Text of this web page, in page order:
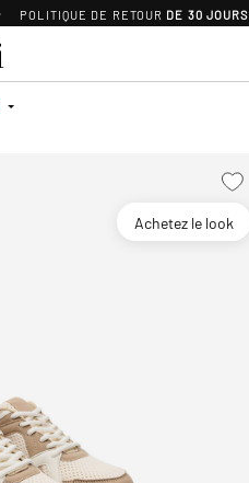
POLITIQUE DE RETOUR DE 30 JOURS
Achetez le look